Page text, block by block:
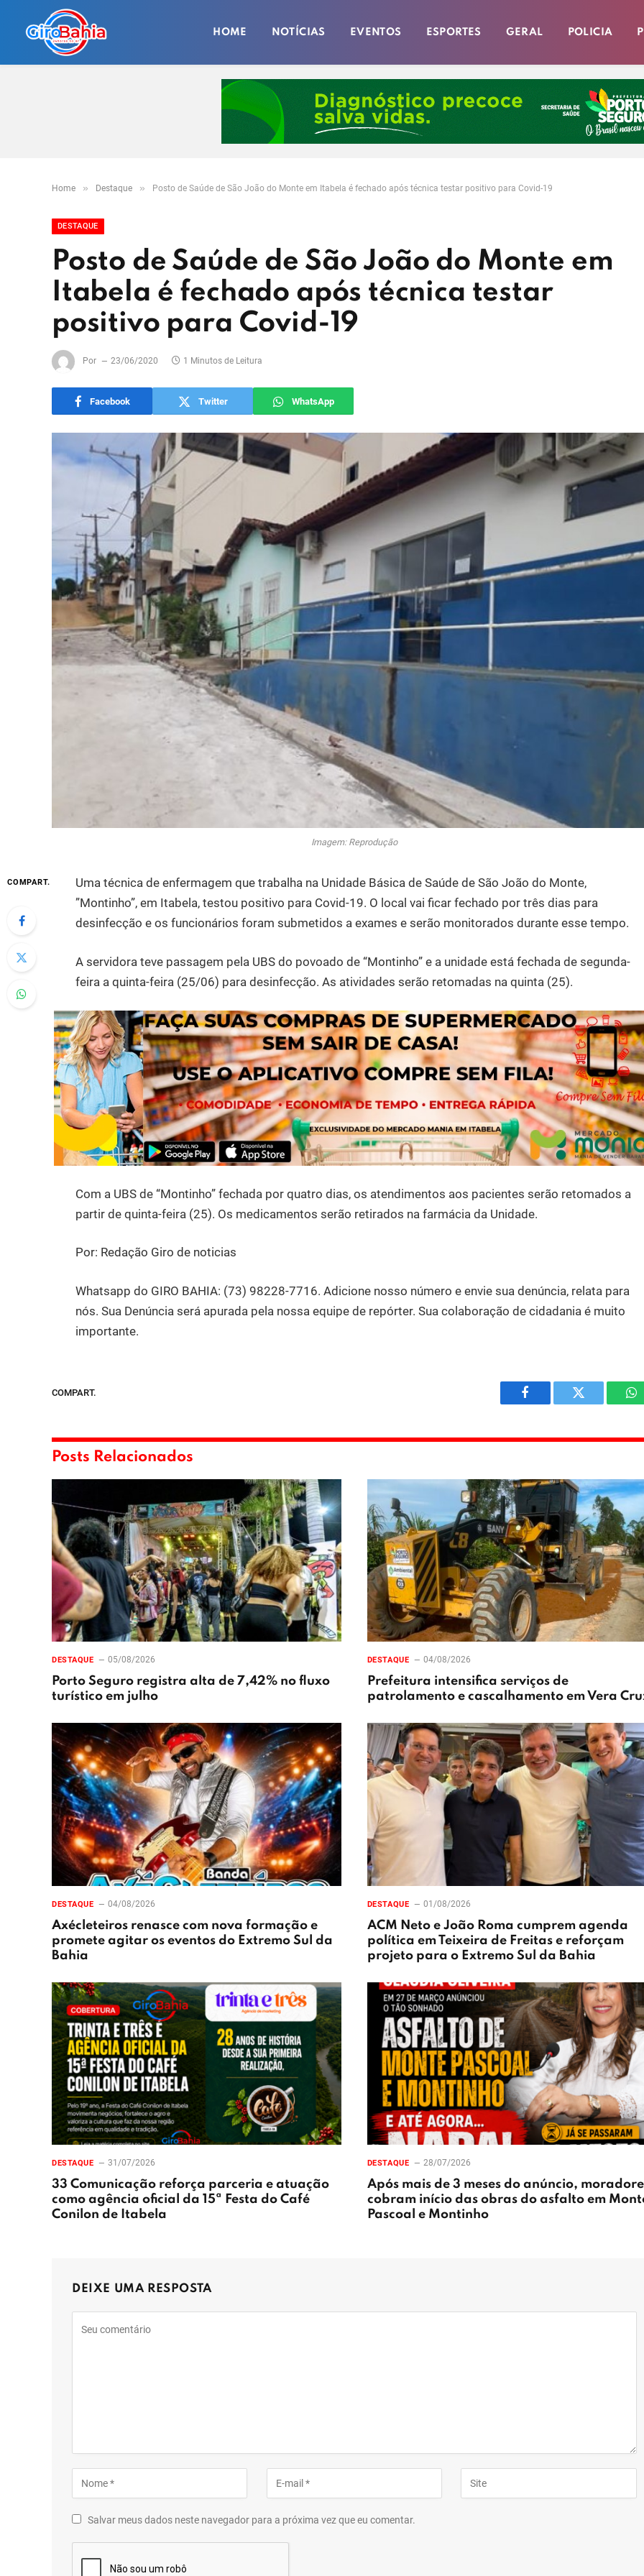
HOME NOTÍCIAS EVENTOS ESPORTES GERAL POLICIA
Home » Destaque » Posto de Saúde de São João do Monte em Itabela é fechado após técnica testar positivo para Covid-19
DESTAQUE
Posto de Saúde de São João do Monte em
Itabela é fechado após técnica testar
positivo para Covid-19
Por 23/06/2020 1 Minutos de Leitura
Facebook Twitter WhatsApp
Imagem: Reprodução
COMPART.
Uma técnica de enfermagem que trabalha na Unidade Básica de Saúde de São João do Monte,
”Montinho”, em Itabela, testou positivo para Covid-19. O local vai ficar fechado por três dias para
desinfecção e os funcionários foram submetidos a exames e serão monitorados durante esse tempo.
A servidora teve passagem pela UBS do povoado de “Montinho” e a unidade está fechada de segunda-
feira a quinta-feira (25/06) para desinfecção. As atividades serão retomadas na quinta (25).
Com a UBS de “Montinho” fechada por quatro dias, os atendimentos aos pacientes serão retomados a
partir de quinta-feira (25). Os medicamentos serão retirados na farmácia da Unidade.
Por: Redação Giro de noticias
Whatsapp do GIRO BAHIA: (73) 98228-7716. Adicione nosso número e envie sua denúncia, relata para
nós. Sua Denúncia será apurada pela nossa equipe de repórter. Sua colaboração de cidadania é muito
importante.
COMPART.
Facebook Twitter
Posts Relacionados
DESTAQUE 05/08/2026
Porto Seguro registra alta de 7,42% no fluxo
turístico em julho
DESTAQUE 04/08/2026
Prefeitura intensifica serviços de
patrolamento e cascalhamento em Vera
DESTAQUE 04/08/2026
Axécleteiros renasce com nova formação e
promete agitar os eventos do Extremo Sul da
Bahia
DESTAQUE 01/08/2026
ACM Neto e João Roma cumprem agenda
política em Teixeira de Freitas e reforçam
projeto para o Extremo Sul da Bahia
DESTAQUE 31/07/2026
33 Comunicação reforça parceria e atuação
como agência oficial da 15ª Festa do Café
Conilon de Itabela
DESTAQUE 28/07/2026
Após mais de 3 meses do anúncio,
cobram início das obras do asfalto em
Pascoal e Montinho
DEIXE UMA RESPOSTA
Salvar meus dados neste navegador para a próxima vez que eu comentar.